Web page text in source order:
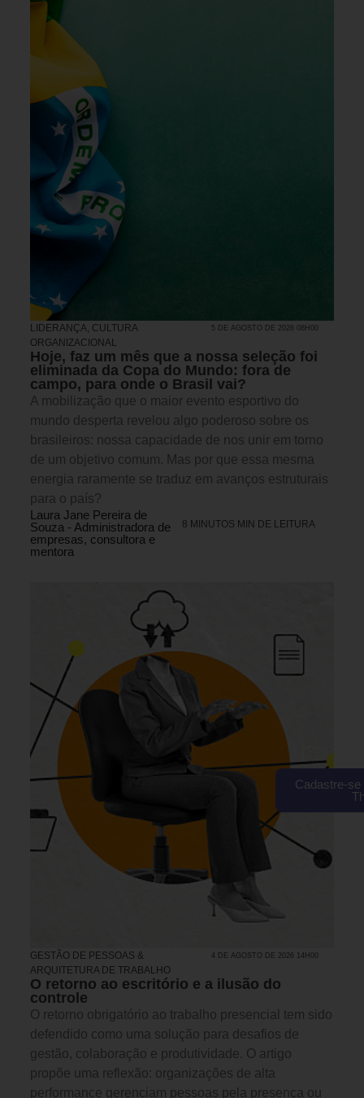
LIDERANÇA CULTURA
ORGANIZACIONAL
5 DE AGOSTO DE 2026 08H00
Hoje, faz um mês que a nossa seleção foi
eliminada da Copa do Mundo: fora de
campo, para onde o Brasil vai?
A mobilização que o maior evento esportivo do
mundo desperta revelou algo poderoso sobre os
brasileiros: nossa capacidade de nos unir em torno
de um objetivo comum. Mas por que essa mesma
energia raramente se traduz em avanços estruturais
para o país?
Laura Jane Pereira de
Souza - Administradora de
empresas, consultora e
mentora
8 MINUTOS MIN DE LEITURA
GESTÃO DE PESSOAS &
ARQUITETURA DE TRABALHO
4 DE AGOSTO DE 2026 14H00
O retorno ao escritório e a ilusão do
controle
O retorno obrigatório ao trabalho presencial tem sido
defendido como uma solução para desafios de
gestão, colaboração e produtividade. O artigo
propõe uma reflexão: organizações de alta
performance gerenciam pessoas pela presença ou
Cadastre-